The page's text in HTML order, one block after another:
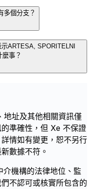
多個分支？
ARTESA, SPORITELNI
麼事？
址及其他相關資訊僅
準確性，但 Xe 不保證
情如有變更，恕不另行
數據不符。
機構的法律地位、監
不認可或核實所包含的